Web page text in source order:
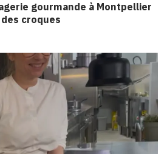
gourmande à Montpellier
des croques